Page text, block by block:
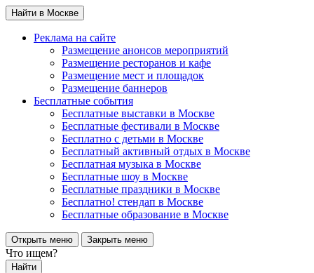
Найти в Москве
Реклама на сайте
Размещение анонсов мероприятий
Размещение ресторанов и кафе
Размещение мест и площадок
Размещение баннеров
Бесплатные события
Бесплатные выставки в Москве
Бесплатные фестивали в Москве
Бесплатно с детьми в Москве
Бесплатный активный отдых в Москве
Бесплатная музыка в Москве
Бесплатные шоу в Москве
Бесплатные праздники в Москве
Бесплатно! стендап в Москве
Бесплатные образование в Москве
Открыть меню Закрыть меню
Что ищем?
Найти